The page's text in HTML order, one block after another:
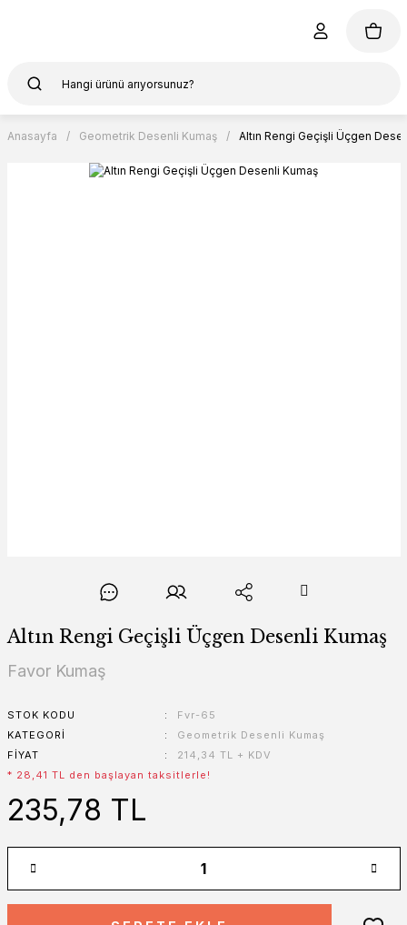
Anasayfa Geometrik Desenli Kumaş Altın Rengi Geçişli Üçgen
Altın Rengi Geçişli Üçgen Desenli Kumaş
Favor Kumaş
STOK KODU
Fvr-65
KATEGORI
Geometrik Desenli Kumaş
FIYAT
214,34 TL + KDV
* 28,41 TL den başlayan taksitlerle!
235,78 TL